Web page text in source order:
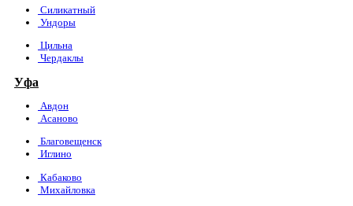
Силикатный
Ундоры
Цильна
Чердаклы
Уфа
Авдон
Асаново
Благовещенск
Иглино
Кабаково
Михайловка